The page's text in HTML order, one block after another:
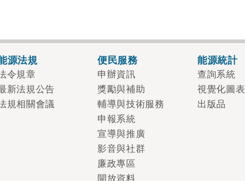
源法規
令規章
新法規公告
規相關會議
便民服務
申辦資訊
獎勵與補助
輔導與技術服務
申報系統
宣導與推廣
影音與社群
廉政專區
開放資料
能源統計
查詢系統
視覺化圖表
出版品